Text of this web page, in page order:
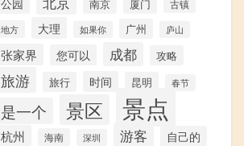
南京 厦门 古镇
地方 大理 如果你 广州 庐山
张家界 您可以 成都 攻略
旅游 旅行 时间 昆明 春节
是一个 景区 景点
杭州 海南 深圳 游客
自己的